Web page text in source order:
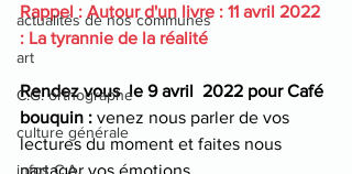
actualités de nos communes
art
C.G. orthographe
culture générale
infos C.A.
Rappel : Autour d'un livre : 11 avril 2022
: La tyrannie de la réalité
Rendez vous  le 9 avril  2022 pour Café
bouquin : venez nous parler de vos
lectures du moment et faites nous
partager vos émotions.